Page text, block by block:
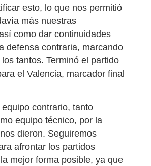
esto, lo que nos permitió
más nuestras
como dar continuidades
defensa contraria, marcando
tantos. Terminó el partido
el Valencia, marcador final
contrario, tanto
equipo técnico, por la
dieron. Seguiremos
afrontar los partidos
mejor forma posible, ya que